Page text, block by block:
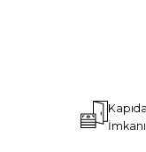
İmkanı